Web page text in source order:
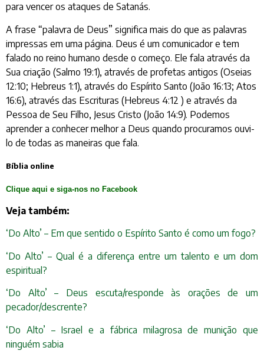
para vencer os ataques de Satanás.
A frase “palavra de Deus” significa mais do que as palavras
impressas em uma página. Deus é um comunicador e tem
falado no reino humano desde o começo. Ele fala através da
Sua criação (Salmo 19:1), através de profetas antigos (Oseias
12:10; Hebreus 1:1), através do Espírito Santo (João 16:13; Atos
16:6), através das Escrituras (Hebreus 4:12 ) e através da
Pessoa de Seu Filho, Jesus Cristo (João 14:9). Podemos
aprender a conhecer melhor a Deus quando procuramos ouvi-
lo de todas as maneiras que fala.
Bíblia online
Clique aqui e siga-nos no Facebook
Veja também:
‘Do Alto’ – Em que sentido o Espírito Santo é como um fogo?
‘Do Alto’ – Qual é a diferença entre um talento e um dom
espiritual?
‘Do Alto’ – Deus escuta/responde às orações de um
pecador/descrente?
‘Do Alto’ – Israel e a fábrica milagrosa de munição que
ninguém sabia